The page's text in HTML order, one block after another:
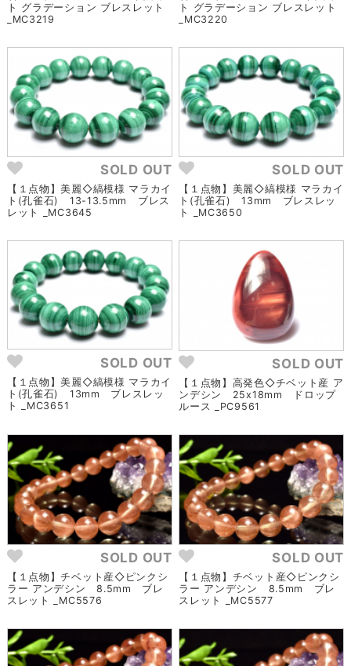
ト グラデーション ブレスレット
_MC3219
ト グラデーション ブレスレット
_MC3220
SOLD OUT
【１点物】美麗◇縞模様 マラカイ
ト(孔雀石) 13-13.5mm ブレス
レット _MC3645
SOLD OUT
【１点物】美麗◇縞模様 マラカイ
ト(孔雀石) 13mm ブレスレッ
ト _MC3650
SOLD OUT
【１点物】美麗◇縞模様 マラカイ
ト(孔雀石) 13mm ブレスレッ
ト _MC3651
SOLD OUT
【１点物】高発色◇チベット産 ア
ンデシン 25x18mm ドロップ
ルース _PC9561
SOLD OUT
【１点物】チベット産◇ピンクシ
ラー アンデシン 8.5mm ブレ
スレット _MC5576
SOLD OUT
【１点物】チベット産◇ピンクシ
ラー アンデシン 8.5mm ブレ
スレット _MC5577